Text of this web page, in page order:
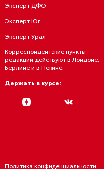
Эксперт ДФО
Эксперт Юг
Эксперт Урал
Корреспондентские пункты
редакции действуют в Лондоне,
Берлине и в Пекине.
Держать в курсе:
Политика конфиденциальности